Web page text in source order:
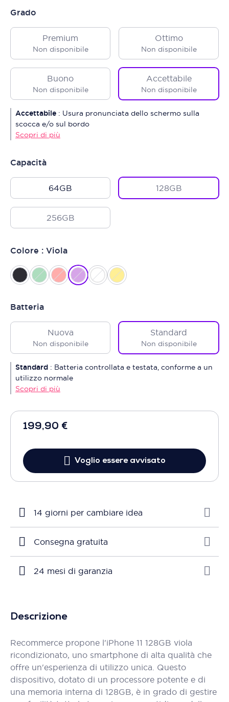
199,90 €
Voglio essere avvisato
Grado
Premium
Non disponibile
Ottimo
Non disponibile
Buono
Non disponibile
Accettabile
Non disponibile
Accettabile : Usura pronunciata dello schermo sulla
scocca e/o sul bordo
Scopri di più
Capacità
64GB 128GB
256GB
Colore : Viola
Batteria
Nuova
Non disponibile
Standard
Non disponibile
Standard : Batteria controllata e testata, conforme a un
utilizzo normale
Scopri di più
14 giorni per cambiare idea
Consegna gratuita
24 mesi di garanzia
Descrizione
Recommerce propone l'iPhone 11 128GB viola
ricondizionato, uno smartphone di alta qualità che
offre un'esperienza di utilizzo unica. Questo
dispositivo, dotato di un processore potente e di
una memoria interna di 128GB, è in grado di gestire